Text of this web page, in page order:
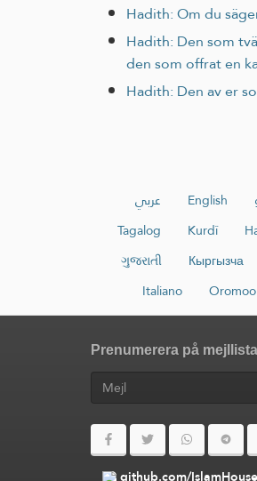
Hadith: Om du
Hadith: Den som
den som offrat en
Hadith: Den av er
عربي English
Tagalog
Kurdî
ગુજરાતી
Кыргызча
Italiano
Oromoo
Prenumerera på